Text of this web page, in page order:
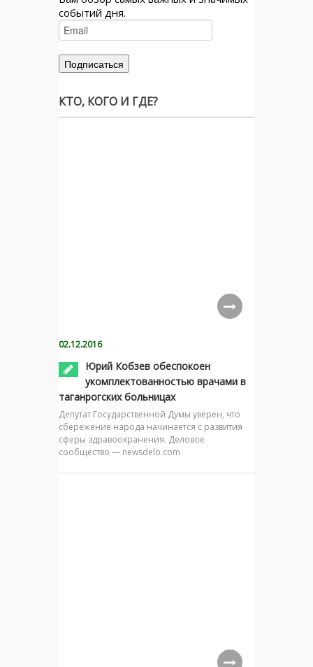
событий дня.
КТО, КОГО И ГДЕ?
02.12.2016
Юрий Кобзев обеспокоен
укомплектованностью врачами в
таганрогских больницах
Депутат Государственной Думы уверен, что
сбережение народа начинается с развития
сферы здравоохранения. Деловое
сообщество — newsdelo.com